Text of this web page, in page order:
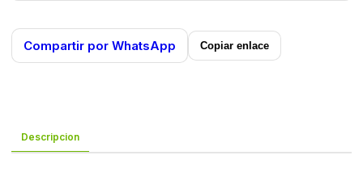
Compartir por WhatsApp Copiar enlace
Descripcion